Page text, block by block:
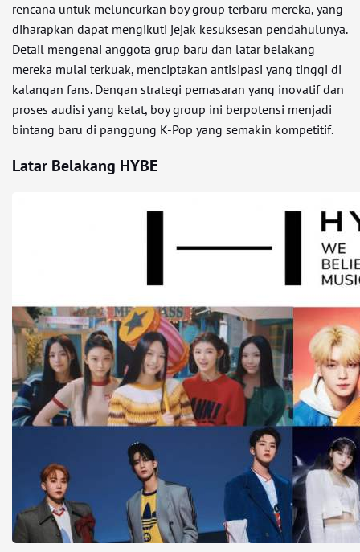
rencana untuk meluncurkan boy group terbaru mereka, yang
diharapkan dapat mengikuti jejak kesuksesan pendahulunya.
Detail mengenai anggota grup baru dan latar belakang
mereka mulai terkuak, menciptakan antisipasi yang tinggi di
kalangan fans. Dengan strategi pemasaran yang inovatif dan
proses audisi yang ketat, boy group ini berpotensi menjadi
bintang baru di panggung K-Pop yang semakin kompetitif.
Latar Belakang HYBE